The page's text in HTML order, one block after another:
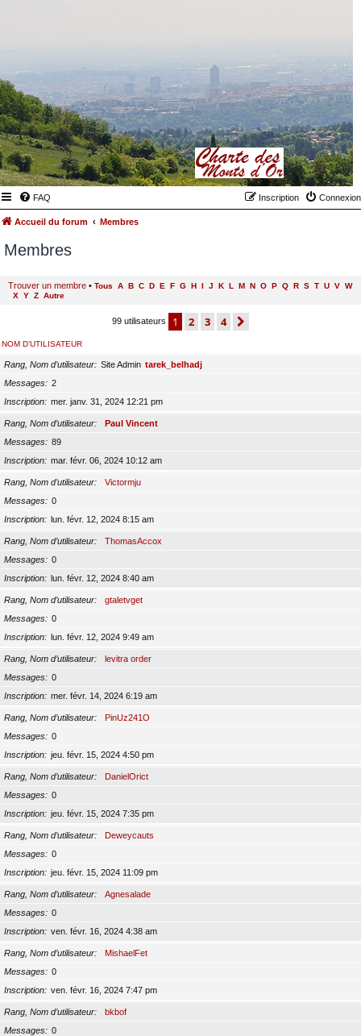
FAQ Connexion
Inscription
Accueil du forum Membres
Membres
Trouver un membre • Tous A B C D E F G H I J K L M N O P Q R S T U V W
X Y Z Autre
99 utilisateurs 1 2 3 4
NOM D’UTILISATEUR
Rang, Nom d’utilisateur Site Admin tarek_belhadj
Messages
2
Inscription
mer. janv. 31, 2024 12:21 pm
Rang, Nom d’utilisateur
Paul Vincent
Messages
89
Inscription
mar. févr. 06, 2024 10:12 am
Rang, Nom d’utilisateur
Victormju
Messages
0
Inscription
lun. févr. 12, 2024 8:15 am
Rang, Nom d’utilisateur
ThomasAccox
Messages
0
Inscription
lun. févr. 12, 2024 8:40 am
Rang, Nom d’utilisateur
gtaletvget
Messages
0
Inscription
lun. févr. 12, 2024 9:49 am
Rang, Nom d’utilisateur
levitra order
Messages
0
Inscription
mer. févr. 14, 2024 6:19 am
Rang, Nom d’utilisateur
PinUz241O
Messages
0
Inscription
jeu. févr. 15, 2024 4:50 pm
Rang, Nom d’utilisateur
DanielOrict
Messages
0
Inscription
jeu. févr. 15, 2024 7:35 pm
Rang, Nom d’utilisateur
Deweycauts
Messages
0
Inscription
jeu. févr. 15, 2024 11:09 pm
Rang, Nom d’utilisateur
Agnesalade
Messages
0
Inscription
ven. févr. 16, 2024 4:38 am
Rang, Nom d’utilisateur
MishaelFet
Messages
0
Inscription
ven. févr. 16, 2024 7:47 pm
Rang, Nom d’utilisateur
bkbof
Messages
0